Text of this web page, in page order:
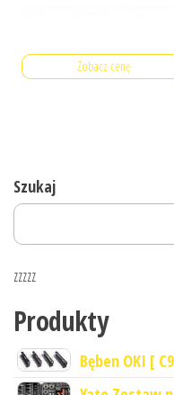
Zobacz cenę
Szukaj
zzzzz
Produkty
Bęben OKI [